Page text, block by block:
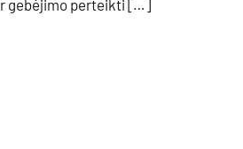
gebėjimo perteikti […]